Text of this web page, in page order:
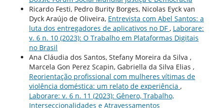
Ricardo Festi, Pedro Burity Borges, Nicolas Eyck van
Dyck Araújo de Oliveira, Entrevista com Abel Santos: a
luta dos entregadores de aplicativos no DF , Laborare:
v. 6 n. 10 (2023): O Trabalho em Plataformas Digitais
no Brasil
Ana Cláudia dos Santos, Stefany Moreira da Silva ,
Marcela Gon Perez Scapin, Gabriella da Silva Elias ,
Reorientação profissional com mulheres vítimas de
violência doméstica: um relato de experiência ,
Laborare: v. 6 n. 11 (2023): Gênero, Trabalho,
Interseccionalidades e Atravessamentos